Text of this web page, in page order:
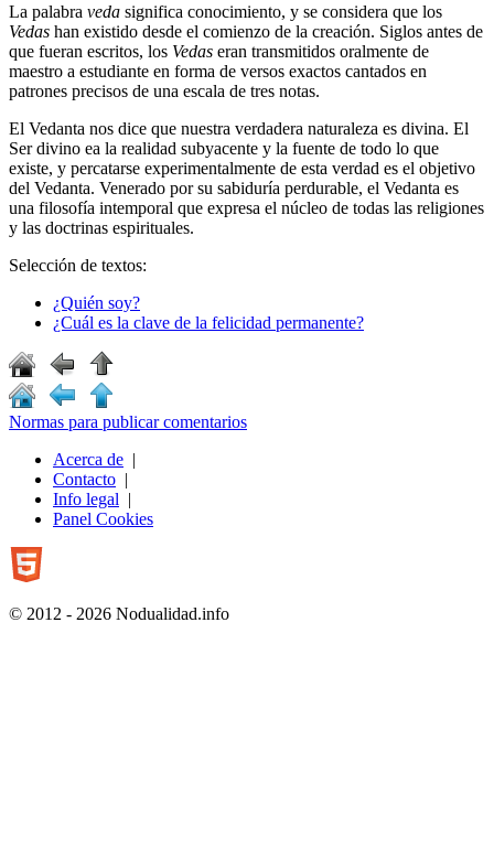
La palabra veda significa conocimiento, y se considera que los
Vedas han existido desde el comienzo de la creación. Siglos antes de
que fueran escritos, los Vedas eran transmitidos oralmente de
maestro a estudiante en forma de versos exactos cantados en
patrones precisos de una escala de tres notas.
El Vedanta nos dice que nuestra verdadera naturaleza es divina. El
Ser divino ea la realidad subyacente y la fuente de todo lo que
existe, y percatarse experimentalmente de esta verdad es el objetivo
del Vedanta. Venerado por su sabiduría perdurable, el Vedanta es
una filosofía intemporal que expresa el núcleo de todas las religiones
y las doctrinas espirituales.
Selección de textos:
¿Quién soy?
¿Cuál es la clave de la felicidad permanente?
Normas para publicar comentarios
Acerca de |
Contacto |
Info legal |
Panel Cookies
© 2012 - 2026 Nodualidad.info